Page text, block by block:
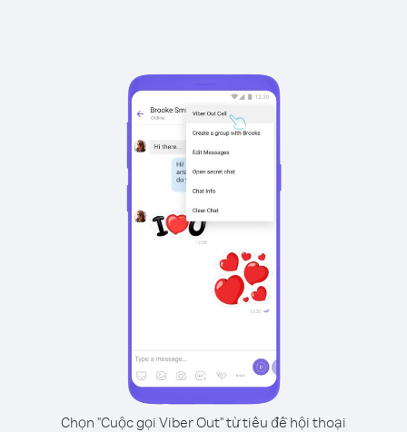
Chọn "Cuộc gọi Viber Out" từ tiêu đề hội thoại